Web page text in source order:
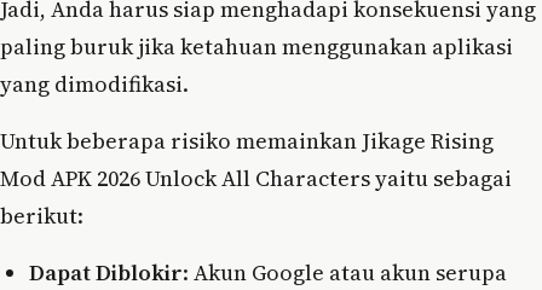
Jadi, Anda harus siap menghadapi konsekuensi yang
paling buruk jika ketahuan menggunakan aplikasi
yang dimodifikasi.
Untuk beberapa risiko memainkan Jikage Rising
Mod APK 2026 Unlock All Characters yaitu sebagai
berikut:
Dapat Diblokir: Akun Google atau akun serupa